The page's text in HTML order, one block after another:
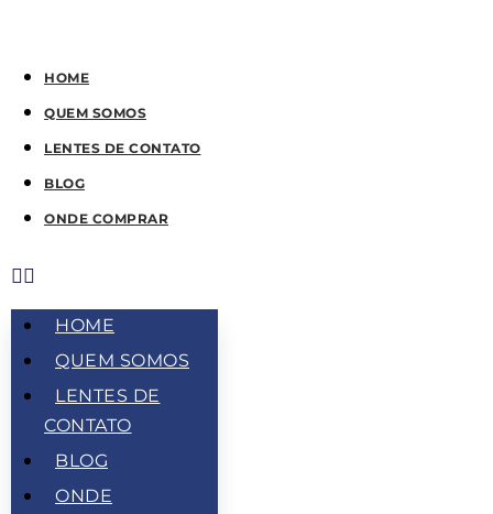
HOME
QUEM SOMOS
LENTES DE CONTATO
BLOG
ONDE COMPRAR
HOME
QUEM SOMOS
LENTES DE
CONTATO
BLOG
ONDE